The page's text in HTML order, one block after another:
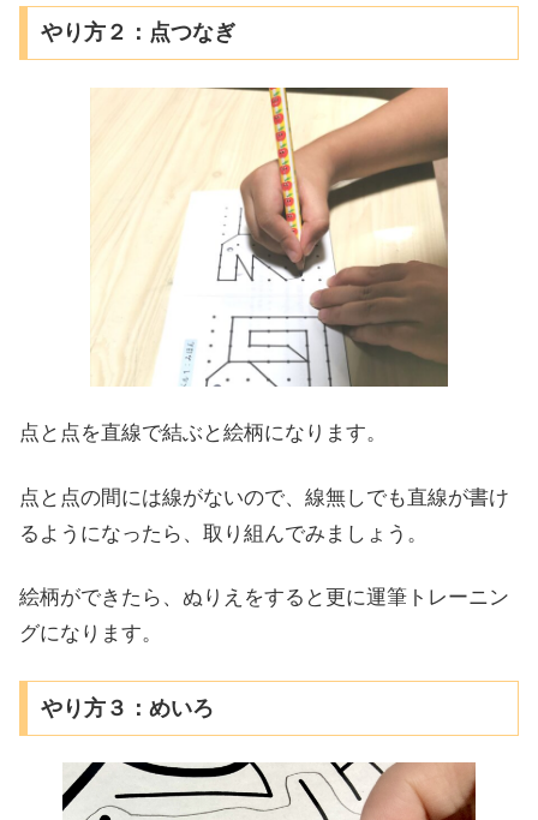
やり方２：点つなぎ
点と点を直線で結ぶと絵柄になります。
点と点の間には線がないので、線無しでも直線が書け
るようになったら、取り組んでみましょう。
絵柄ができたら、ぬりえをすると更に運筆トレーニン
グになります。
やり方３：めいろ